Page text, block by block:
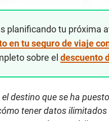
planificando tu próxima
en tu seguro de viaje
sobre el descuento
destino que se ha
tener datos